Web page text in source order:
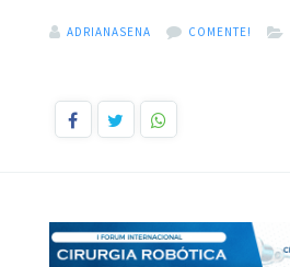
ADRIANASENA COMENTE!